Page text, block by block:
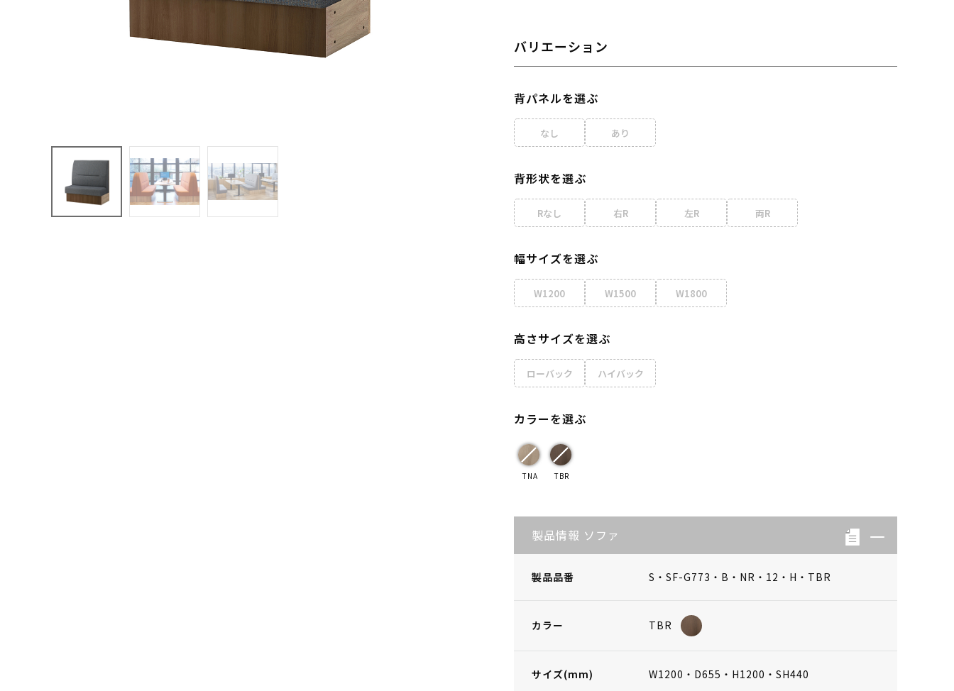
バリエーション
背パネルを選ぶ
なし あり
背形状を選ぶ
Rなし 右R 左R 両R
幅サイズを選ぶ
W1200 W1500 W1800
高さサイズを選ぶ
ローバック ハイバック
カラーを選ぶ
TNA TBR
製品情報 ソファ
製品品番 S・SF-G773・B・NR・12・H・TBR
カラー TBR
サイズ(mm) W1200・D655・H1200・SH440